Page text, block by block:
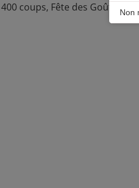
coups, Fête des Goûts etNon